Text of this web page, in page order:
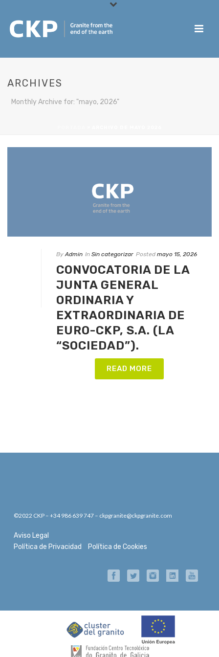
ARCHIVES
Monthly Archive for: "mayo, 2026"
By Admin In Sin categorizar Posted mayo 15, 2026
CONVOCATORIA DE LA
JUNTA GENERAL
ORDINARIA Y
EXTRAORDINARIA DE
EURO-CKP, S.A. (LA
“SOCIEDAD”).
READ MORE
©2022 CKP – +34 986 639 747 – ckpgranite@ckpgranite.com
Aviso Legal
Política de Privacidad
Política de Cookies